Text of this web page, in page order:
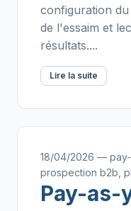
configuration
de l'essaim et
résultats....
Lire la suite
18/04/2026 — pay-
prospection b2b,
Pay-as-